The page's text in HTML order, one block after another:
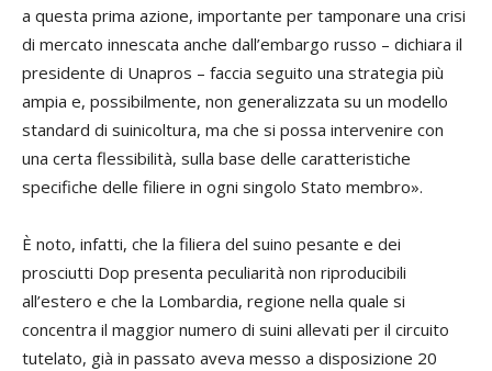
a questa prima azione, importante per tamponare una crisi
di mercato innescata anche dall’embargo russo – dichiara il
presidente di Unapros – faccia seguito una strategia più
ampia e, possibilmente, non generalizzata su un modello
standard di suinicoltura, ma che si possa intervenire con
una certa flessibilità, sulla base delle caratteristiche
specifiche delle filiere in ogni singolo Stato membro».
È noto, infatti, che la filiera del suino pesante e dei
prosciutti Dop presenta peculiarità non riproducibili
all’estero e che la Lombardia, regione nella quale si
concentra il maggior numero di suini allevati per il circuito
tutelato, già in passato aveva messo a disposizione 20